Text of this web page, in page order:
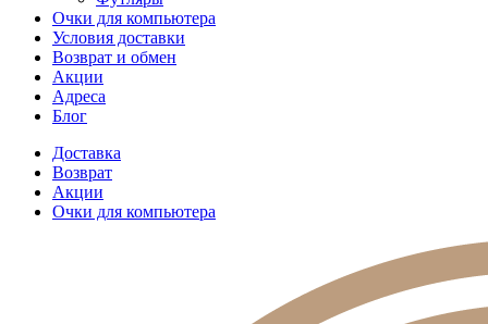
Очки для компьютера
Условия доставки
Возврат и обмен
Акции
Адреса
Блог
Доставка
Возврат
Акции
Очки для компьютера